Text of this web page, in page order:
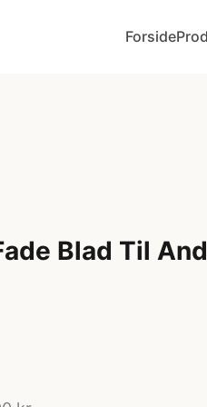
Forside
Blad Til